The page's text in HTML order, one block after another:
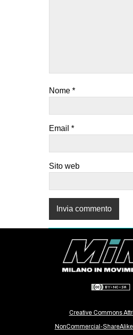
Nome *
Email *
Sito web
Creative Commons
NonCommercial-